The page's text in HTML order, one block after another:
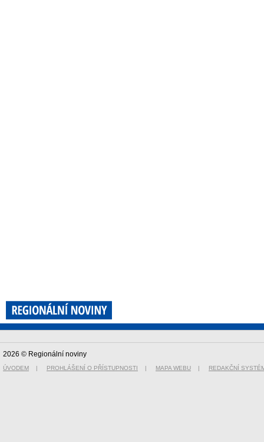
2026 © Regionální noviny
ÚVODEM | PROHLÁŠENÍ O PŘÍSTUPNOSTI | MAPA WEBU | REDAKČNÍ